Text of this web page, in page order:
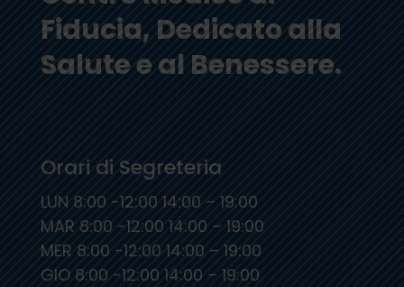
Fiducia, Dedicato alla
Salute e al Benessere.
Orari di Segreteria
LUN 8:00 -12:00 14:00 – 19:00
MAR 8:00 -12:00 14:00 – 19:00
MER 8:00 -12:00 14:00 – 19:00
GIO 8:00 -12:00 14:00 – 19:00